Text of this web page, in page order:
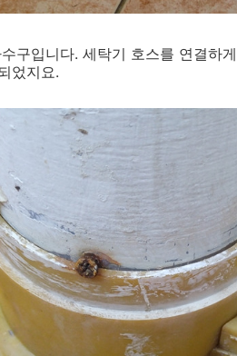
구입니다. 세탁기 호스를 연결하
었지요.